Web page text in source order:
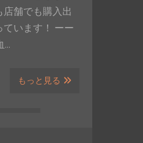
店舗でも購入出
ています！ ーー
…
もっと見る